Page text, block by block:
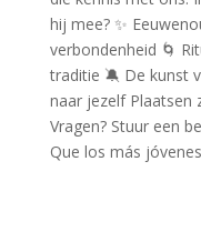
Que los más